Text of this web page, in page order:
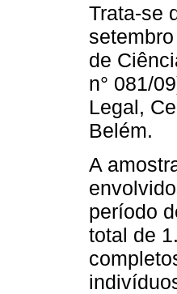
Trata-se
de
n° 081/
Legal,
Belém.
A
período
total de